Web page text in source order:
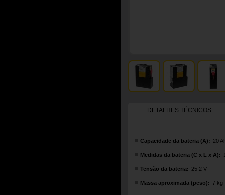
DETALHES TÉCNICOS
Capacidade da bateria (A): 20
Medidas da bateria (C x L x A):
Tensão da bateria: 25,2 V
Massa aproximada (peso): 7 kg